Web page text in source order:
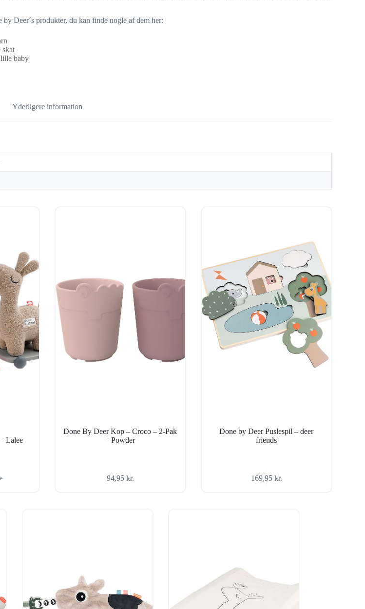
Deer´s produkter, du kan finde nogle af dem her:
skat
baby
Yderligere information
Lalee
Done By Deer Kop – Croco – 2-Pak
– Powder
94,95 kr.
Done by Deer Puslespil – deer
friends
169,95 kr.